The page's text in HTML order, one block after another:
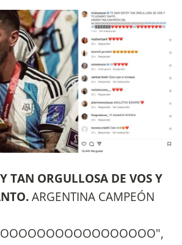
TAN ORGULLOSA DE VOS Y
ARGENTINA CAMPEÓN